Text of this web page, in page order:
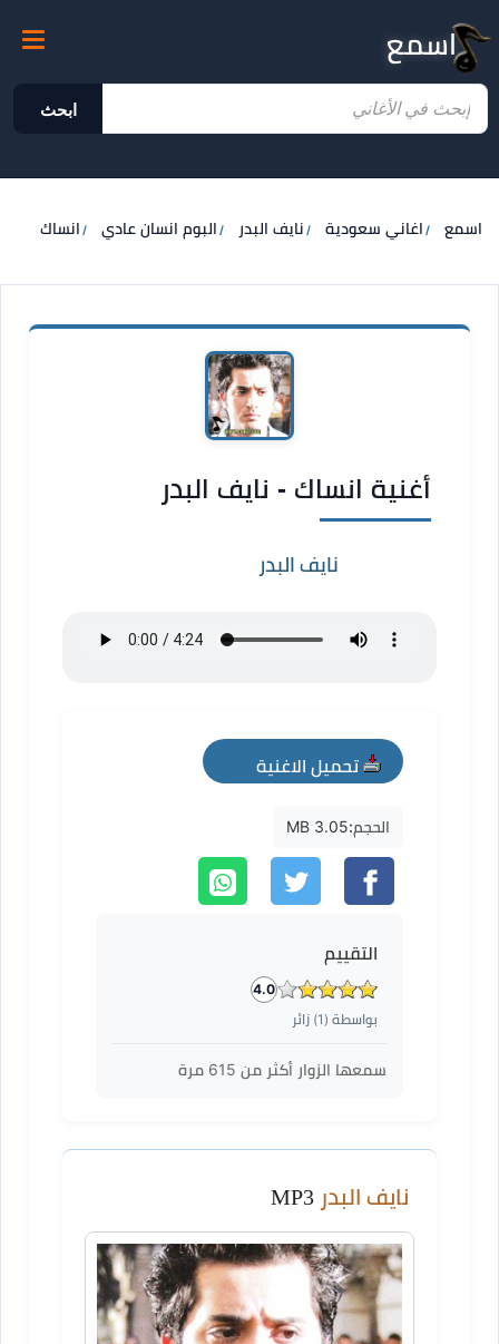
اسمع
ابحث
اسمع اغاني سعودية نايف البدر البوم انسان عادي انساك
أغنية انساك - نايف البدر
نايف البدر
تحميل الاغنية
mp3
الحجم:3.05 MB
التقييم
4.0
بواسطة ( 1) زائر
سمعها الزوار أكثر من 615 مرة
نايف البدر